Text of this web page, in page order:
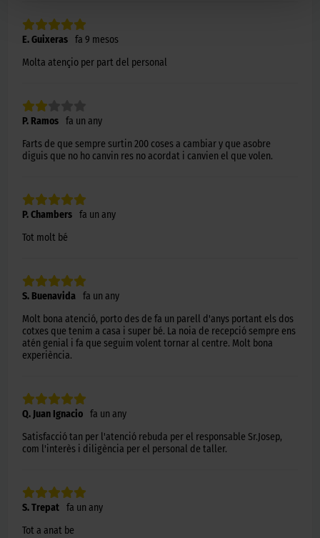
E. Guixeras fa 9 mesos
Molta atençio per part del personal
P. Ramos fa un any
Farts de que sempre surtin 200 coses a cambiar y que asobre
diguis que no ho canvin res no acordat i canvien el que volen.
P. Chambers fa un any
Tot molt bé
S. Buenavida fa un any
Molt bona atenció, porto des de fa un parell d'anys portant els dos
cotxes que tenim a casa i super bé. La noia de recepció sempre ens
atén genial i fa que seguim volent tornar al centre. Molt bona
experiència.
Q. Juan Ignacio fa un any
Satisfacció tan per l'atenció rebuda per el responsable Sr.Josep,
com l'interès i diligència per el personal de taller.
S. Trepat fa un any
Tot a anat be